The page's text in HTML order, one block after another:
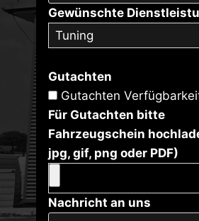
Gewünschte
Gutachten
Gutachten
Für Gutachten bitte
Fahrzeugschein
jpg, gif, png oder PDF)
Nachricht an uns